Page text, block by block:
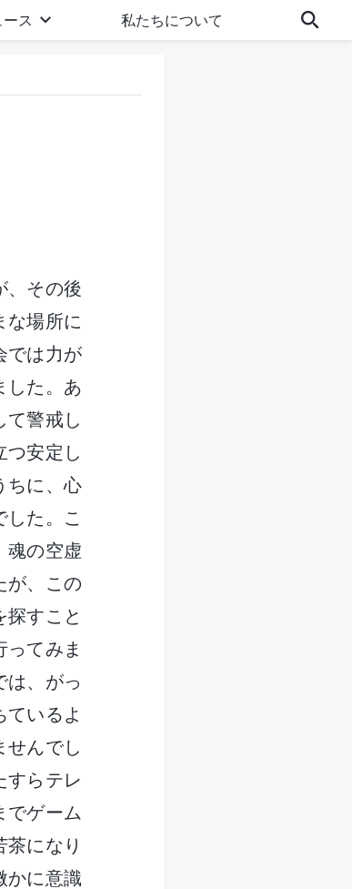
ス 私たちについて
、その後
な場所に
では力が
した。あ
て警戒し
つ安定し
ちに、心
た。こ
魂の空虚
が、この
探すこと
てみま
は、がっ
ているよ
せんでし
すらテレ
でゲーム
になり
かに意識